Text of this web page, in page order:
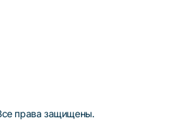
права защищены.